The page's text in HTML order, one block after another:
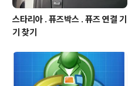
스타리아 . 퓨즈박스 . 퓨즈 연결 기
기 찾기